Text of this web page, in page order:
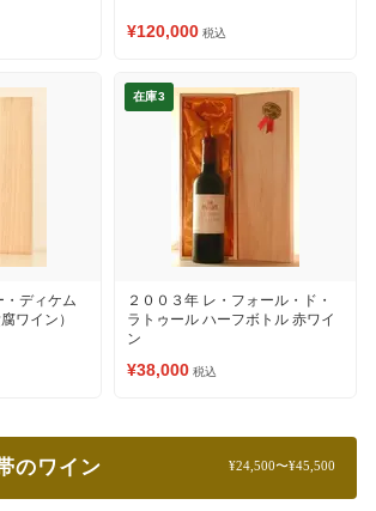
¥120,000 税込
・ディケム
ワイン）
在庫3
２００３年 レ・フォール・ド・
ラトゥール ハーフボトル 赤ワイ
ン
¥38,000 税込
のワイン ¥24,500〜¥45,500